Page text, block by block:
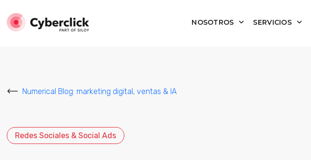
NOSOTROS SERVICIOS
Numerical Blog: marketing digital, ventas & IA
Redes Sociales & Social Ads